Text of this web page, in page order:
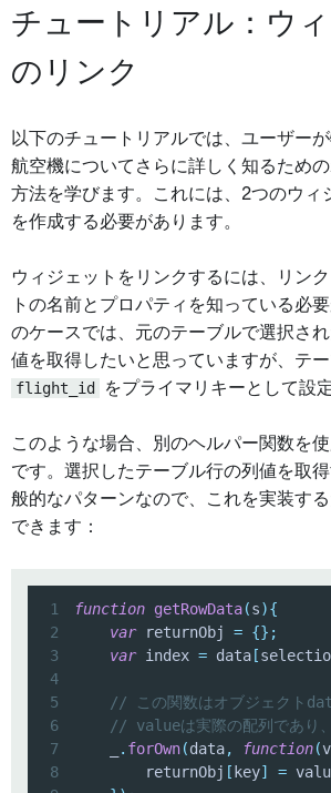
チュートリアル：ウ
のリンク
以下のチュートリアルでは、ユーザー
航空機についてさらに詳しく知るため
方法を学びます。これには、2つのウィ
を作成する必要があります。
ウィジェットをリンクするには、リン
トの名前とプロパティを知っている必
のケースでは、元のテーブルで選択さ
値を取得したいと思っていますが、テ
flight_id
をプライマリキーとして設
このような場合、別のヘルパー関数を
です。選択したテーブル行の列値を取
般的なパターンなので、これを実装す
できます：
1 function getRowData(s){
2
var returnObj = {} ;
3
var index = data[
4
5
// この関数はオブジェクト
6
// valueは実際の配列であり
7
. forOwn(data, function(
8
        returnObj
[key] =